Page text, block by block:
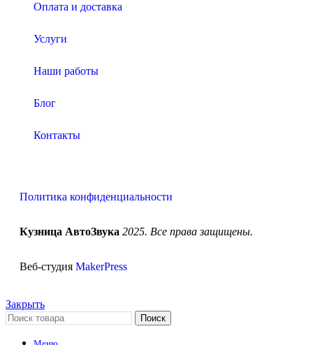
Оплата и доставка
Услуги
Наши работы
Блог
Контакты
Политика конфиденциальности
Кузница АвтоЗвука 2025. Все права защищены.
Веб-студия MakerPress
Закрыть
Поиск